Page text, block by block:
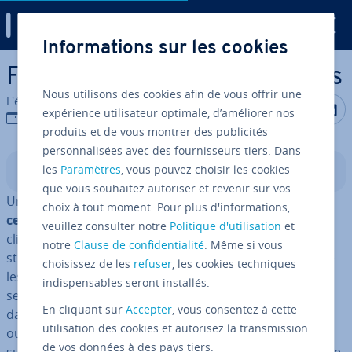
Aller au contenu principal
Fi­le­ser­ver : dé­fi­ni­tion et bases
L'équipe édi­to­riale IONOS
09/02/2023
Partager
Sommaire
Un serveur de fichiers est uneinstance de serveur
centraledans un réseau d’or­di­na­teurs qui permet aux
clients connectés d’accéder aux res­sources qui y ont
stockées. Le terme regroupe aussi bien lematériel
les
logicielsné­ces­saires à la mise en place d’un tel
serveur. S’ils bé­né­fi­cient des au­to­ri­sa­tions cor­res­pon­
dantes, les uti­li­sa­teurs accédant au serveur peuvent
ouvrir et, le cas échéant, également lire, modifier et
Informations sur les cookies
Nous utilisons des cookies afin de vous offrir une
expérience utilisateur optimale, d’améliorer nos
produits et de vous montrer des publicités
personnalisées avec des fournisseurs tiers. Dans
les Paramètres, vous pouvez choisir les cookies
que vous souhaitez autoriser et revenir sur vos
choix à tout moment. Pour plus d'informations,
veuillez consulter notre Politique d'utilisation et
notreClause de confidentialité. Même si vous
choisissez de les refuser, les cookies techniques
indispensables seront installés.
En cliquant surAccepter, vous consentez à cette
utilisation des cookies et autorisez la transmission
de vos données à des pays tiers.